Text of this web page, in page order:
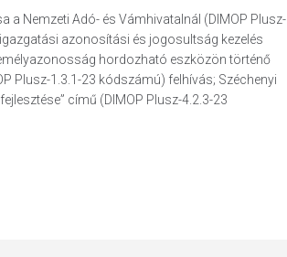
Nemzeti Adó- és Vámhivatalnál (DIMOP Plusz-
azonosítási és jogosultság kezelés
hordozható eszközön történő
Plusz-1.3.1-23 kódszámú) felhívás; Széchenyi
című (DIMOP Plusz-4.2.3-23